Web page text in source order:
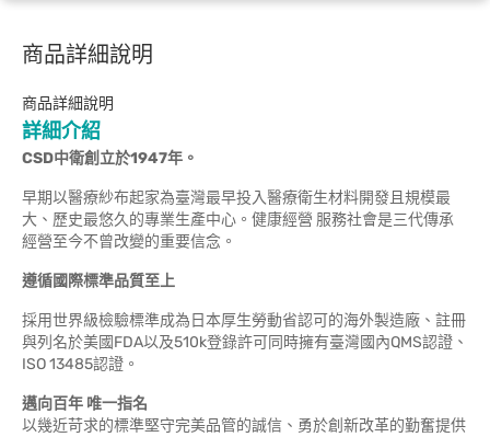
商品詳細說明
商品詳細說明
詳細介紹
CSD中衛創立於1947年。
早期以醫療紗布起家為臺灣最早投入醫療衛生材料開發且規模最
大、歷史最悠久的專業生產中心。健康經營 服務社會是三代傳承
經營至今不曾改變的重要信念。
遵循國際標準品質至上
採用世界級檢驗標準成為日本厚生勞動省認可的海外製造廠、註冊
與列名於美國FDA以及510k登錄許可同時擁有臺灣國內QMS認證、
ISO 13485認證。
邁向百年 唯一指名
以幾近苛求的標準堅守完美品管的誠信、勇於創新改革的勤奮提供